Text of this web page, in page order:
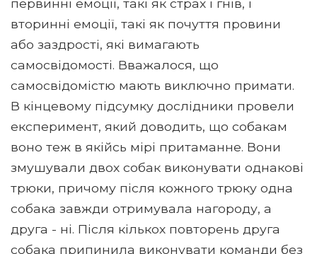
первинні емоції, такі як страх і гнів, і
вторинні емоції, такі як почуття провини
або заздрості, які вимагають
самосвідомості. Вважалося, що
самосвідомістю мають виключно примати.
В кінцевому підсумку дослідники провели
експеримент, який доводить, що собакам
воно теж в якійсь мірі притаманне. Вони
змушували двох собак виконувати однакові
трюки, причому після кожного трюку одна
собака завжди отримувала нагороду, а
друга - ні. Після кількох повторень друга
собака припинила виконувати команди без